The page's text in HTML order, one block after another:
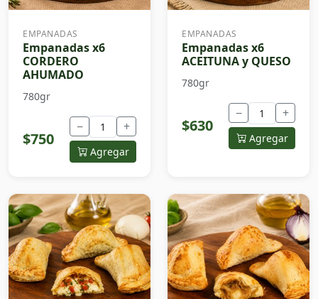
EMPANADAS
Empanadas x6
CORDERO
AHUMADO
780gr
$750
− +
Agregar
EMPANADAS
Empanadas x6
ACEITUNA y QUESO
780gr
$630
− +
Agregar